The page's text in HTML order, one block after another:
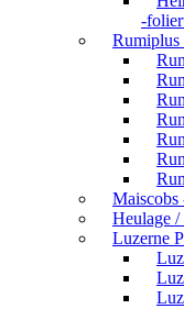
-
Maiscobs
Heulage
Luzerne